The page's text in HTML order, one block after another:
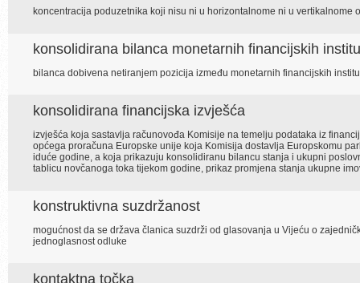
koncentracija poduzetnika koji nisu ni u horizontalnome ni u vertikalnome
konsolidirana bilanca monetarnih financijskih
bilanca dobivena netiranjem pozicija između monetarnih financijskih
konsolidirana financijska izvješća
izvješća koja sastavlja računovođa Komisije na temelju podataka iz
općega proračuna Europske unije koja Komisija dostavlja Europskomu
iduće godine, a koja prikazuju konsolidiranu bilancu stanja i ukupni
tablicu novčanoga toka tijekom godine, prikaz promjena stanja ukupne
konstruktivna suzdržanost
mogućnost da se država članica suzdrži od glasovanja u Vijeću o
jednoglasnost odluke
kontaktna točka